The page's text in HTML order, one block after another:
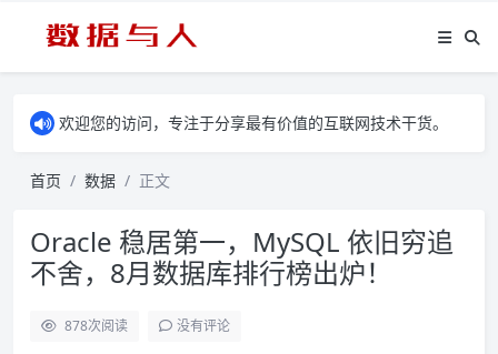
欢迎您的访问，专注于分享最有价值的互联网技术干货。
首页 数据 正文
Oracle 稳居第一，MySQL 依旧穷追
不舍，8月数据库排行榜出炉！
878次阅读 没有评论